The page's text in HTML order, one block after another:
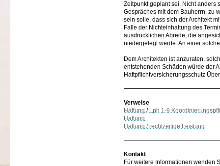
Zeitpunkt geplant sei. Nicht anders
Gespräches mit dem Bauherrn, zu
sein solle, dass sich der Architekt
Falle der Nichteinhaltung des
ausdrücklichen Abrede, die
niedergelegt werde. An einer
Dem Architekten ist anzuraten,
entstehenden Schäden würde der
Haftpflichtversicherungsschutz
Verweise
Haftung / Lph 1-9
Haftung
Haftung / rechtzeitige Leistung
Kontakt
Für weitere Informationen wenden